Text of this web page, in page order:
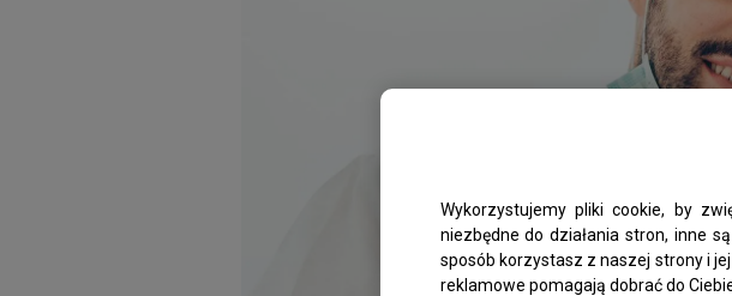
Wykorzystujemy pliki cookie, by
niezbędne do działania stron, inne
sposób korzystasz z naszej strony i
reklamowe pomagają dobrać do